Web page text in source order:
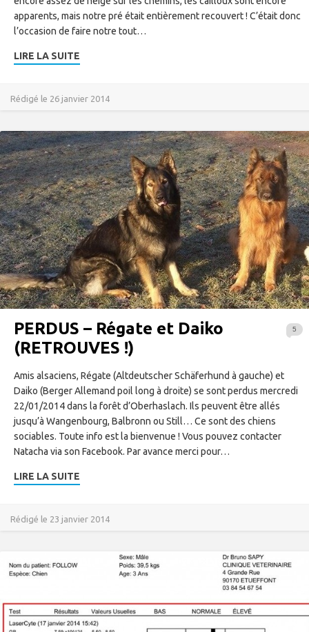
apparents, mais notre pré était entièrement recouvert ! C’était donc
l’occasion de faire notre tout…
LIRE LA SUITE
Rédigé le 26 janvier 2014
5
PERDUS – Régate et Daiko
(RETROUVES !)
Amis alsaciens, Régate (Altdeutscher Schäferhund à gauche) et
Daiko (Berger Allemand poil long à droite) se sont perdus mercredi
22/01/2014 dans la forêt d’Oberhaslach. Ils peuvent être allés
jusqu’à Wangenbourg, Balbronn ou Still… Ce sont des chiens
sociables. Toute info est la bienvenue ! Vous pouvez contacter
Natacha via son Facebook. Par avance merci pour…
LIRE LA SUITE
Rédigé le 23 janvier 2014